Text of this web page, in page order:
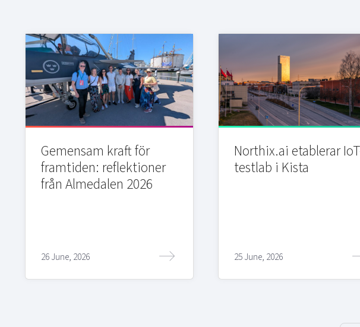
Gemensam kraft för
framtiden: reflektioner
från Almedalen 2026
26 June, 2026
Northix.ai etablerar
testlab i Kista
25 June, 2026